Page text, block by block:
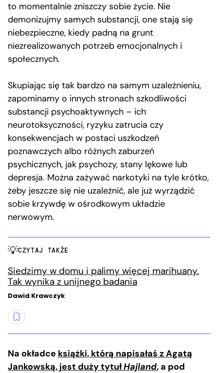
to momentalnie zniszczy sobie życie. Nie
demonizujmy samych substancji, one stają się
niebezpieczne, kiedy padną na grunt
niezrealizowanych potrzeb emocjonalnych i
społecznych.
Skupiając się tak bardzo na samym uzależnieniu,
zapominamy o innych stronach szkodliwości
substancji psychoaktywnych – ich
neurotoksyczności, ryzyku zatrucia czy
konsekwencjach w postaci uszkodzeń
poznawczych albo różnych zaburzeń
psychicznych, jak psychozy, stany lękowe lub
depresja. Można zażywać narkotyki na tyle krótko,
żeby jeszcze się nie uzależnić, ale już wyrządzić
sobie krzywdę w ośrodkowym układzie
nerwowym.
CZYTAJ TAKŻE
Siedzimy w domu i palimy więcej marihuany.
Tak wynika z unijnego badania
Dawid Krawczyk
Na okładce książki, którą napisałaś z Agatą
Jankowską, jest duży tytułHajland, a pod